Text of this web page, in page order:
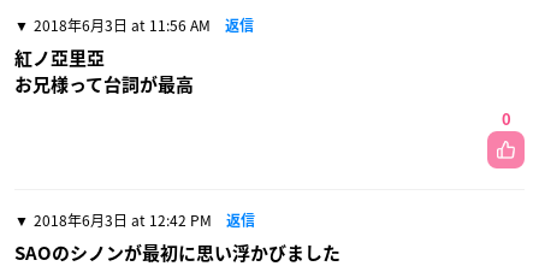
2018年6月3日 at 11:56 AM 返信
紅ノ亞里亞
お兄様って台詞が最高
0
2018年6月3日 at 12:42 PM 返信
SAOのシノンが最初に思い浮かびました